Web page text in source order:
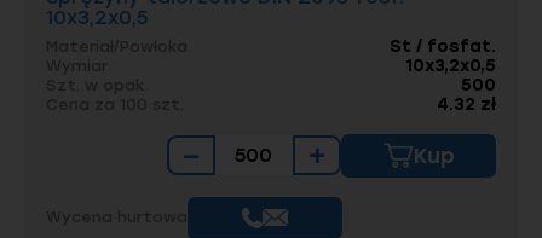
przemysłowych.
Elgo, jako zaufany dostawca komponentów
fachową obsługę , co
umożliwia naszym klientom realizację
najbardziej wymagających projektów
inżynieryjnych. Wybierając sprężyny talerzowe
DIN 2093 od Elgo, zyskują Państwo pewność
jakości i niezawodności.
10x3,2x0,5
St / fosfat.
10x3,2x0,5
500
4.32 zł
− + Kup